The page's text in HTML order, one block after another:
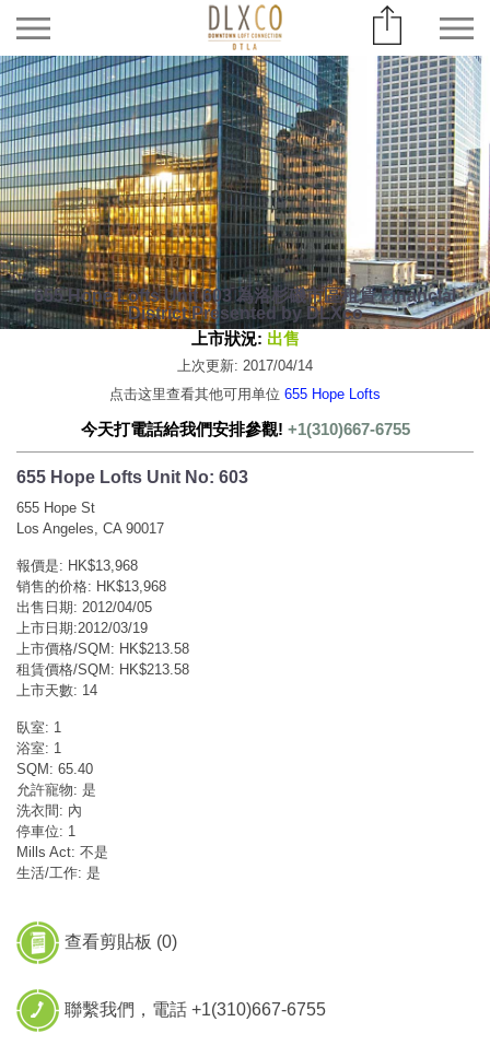
655 Hope Lofts Unit 603 為洛杉磯市區租賃 Financial
District Presented by DLXco
上市狀況: 出售
上次更新: 2017/04/14
点击这里查看其他可用单位 655 Hope Lofts
今天打電話給我們安排參觀! +1(310)667-6755
655 Hope Lofts Unit No: 603
655 Hope St
Los Angeles, CA 90017
報價是: HK$13,968
销售的价格: HK$13,968
出售日期: 2012/04/05
上市日期:2012/03/19
上市價格/SQM: HK$213.58
租賃價格/SQM: HK$213.58
上市天數: 14
臥室: 1
浴室: 1
SQM: 65.40
允許寵物: 是
洗衣間: 內
停車位: 1
Mills Act: 不是
生活/工作: 是
查看剪貼板 (0)
聯繫我們，電話 +1(310)667-6755